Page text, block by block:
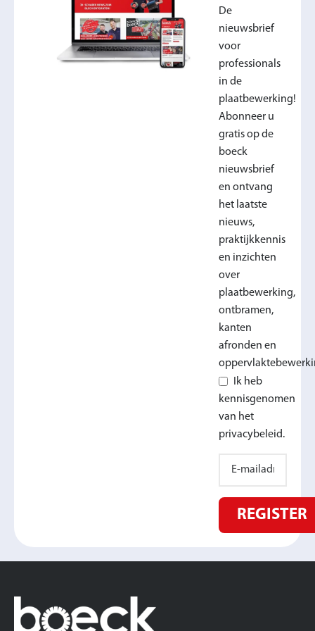
De
nieuwsbrief
voor
professionals
in de
plaatbewerking!
Abonneer u
gratis op de
boeck
nieuwsbrief
en ontvang
het laatste
nieuws,
praktijkkennis
en inzichten
over
plaatbewerking,
ontbramen,
kanten
afronden en
Ik heb
kennisgenomen
van het
privacybeleid.
REGISTER